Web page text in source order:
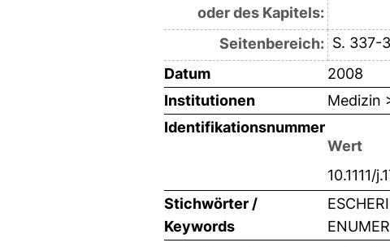
oder des Kapitels:
Seitenbereich: S. 337-
Datum
2008
Institutionen
Medizin
Identifikationsnummer
Wert
10.1111/
Stichwörter /
Keywords